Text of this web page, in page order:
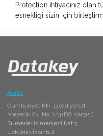
Protection ihtiyacınız olan
esnekliği sizin için
Adres
Cumhuriyet Mh. Libadiye Cd.
Meşecik Sk. No: 1/3 (DSI Karşısı)
Sümerler iş merkezi Kat:3
Üsküdar-İstanbul